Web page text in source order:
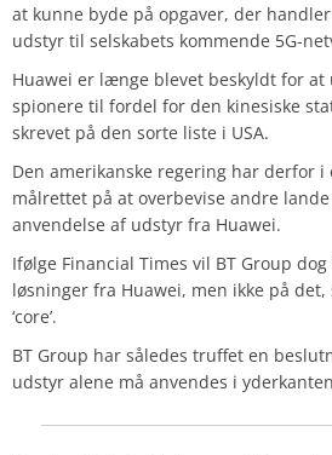
at kunne byde på opgaver, der
udstyr til selskabets kommende 5G-
Huawei er længe blevet beskyldt for
spionere til fordel for den kinesiske
skrevet på den sorte liste i USA.
Den amerikanske regering har derfor
målrettet på at overbevise andre
anvendelse af udstyr fra Huawei.
Ifølge Financial Times vil BT Group
løsninger fra Huawei, men ikke på
‘core’.
BT Group har således truffet en
udstyr alene må anvendes i